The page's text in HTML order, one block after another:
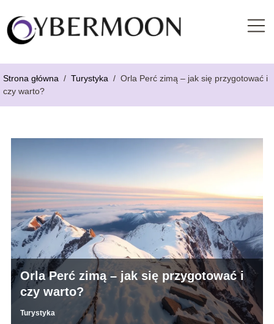
Strona główna / Turystyka / Orla Perć zimą – jak się przygotować i
czy warto?
Orla Perć zimą – jak się przygotować i
czy warto?
Turystyka